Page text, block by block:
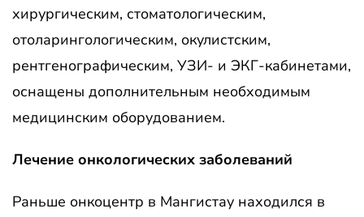
хирургическим, стоматологическим,
отоларингологическим, окулистским,
рентгенографическим, УЗИ- и ЭКГ-кабинетами,
оснащены дополнительным необходимым
медицинским оборудованием.
Лечение онкологических заболеваний
Раньше онкоцентр в Мангистау находился в